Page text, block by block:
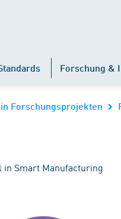
Forschung &
Forschungsprojekten
in Smart Manufacturing